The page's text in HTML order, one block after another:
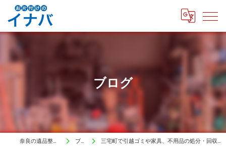
ブログ
奈良の遺品整理はイナバ ブログ 三宅町で引越ゴミや家具、不用品の処分・回収はイナバにお任せ下さい。